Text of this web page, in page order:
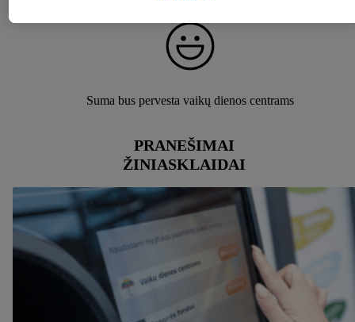
Suma bus pervesta vaikų dienos centrams
PRANEŠIMAI
ŽINIASKLAIDAI
Paspaudę "Atmesti", galite leisti naudoti tik būtinas
technologijas. Pasirinkę "Sutinku", sutinkate, kad duomenys
būtų tvarkomi visais pirmiau minėtais tikslais. Daugiau
laikotarpį ir Jūsų teisę bet kada atšaukti sutikimą, galite rasti